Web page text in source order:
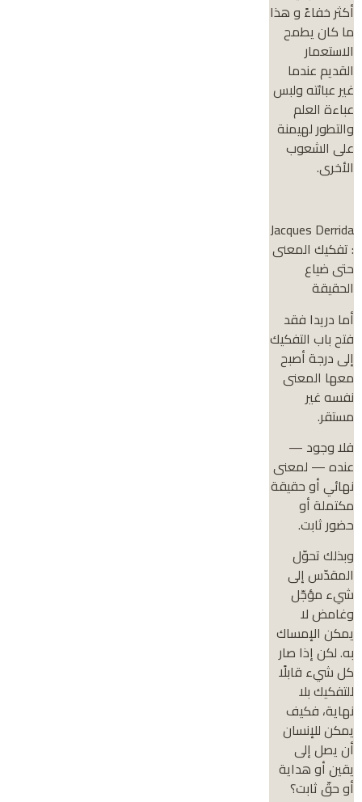
أكثر خفاءً و هذا
ما كان يطمح
الاستعمار
القديم عندما
غير عبائته ولبس
عباءة العلم
والتطور لهيمنة
على الشعوب
الأخرى.
Jacques Derrida
: تفكيك المعنى
حتى ضياع
الحقيقة
أما دريدا فقد
فتح باب التفكيك
إلى درجة أصبح
معها المعنى
نفسه غير
مستقر.
فلا وجود —
عنده — لمعنى
نهائي أو حقيقة
مكتملة أو
حضور ثابت.
وبذلك تحوّل
المقدّس إلى
شيء مؤجّل
وغامض لا
يمكن الإمساك
به. لكن إذا صار
كل شيء قابلًا
للتفكيك بلا
نهاية، فكيف
يمكن للإنسان
أن يصل إلى
يقين أو هداية
أو حقّ ثابت؟